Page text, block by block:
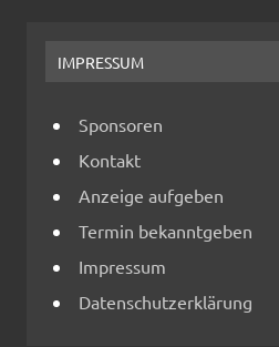
IMPRESSUM
Sponsoren
Kontakt
Anzeige aufgeben
Termin bekanntgeben
Impressum
Datenschutzerklärung